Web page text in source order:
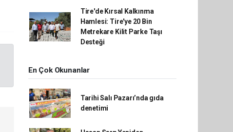
Tire'de Kırsal Kalkınma
Hamlesi: Tire'ye 20 Bin
Metrekare Kilit Parke Taşı
Desteği
En Çok Okunanlar
Tarihi Salı Pazarı’nda gıda
denetimi